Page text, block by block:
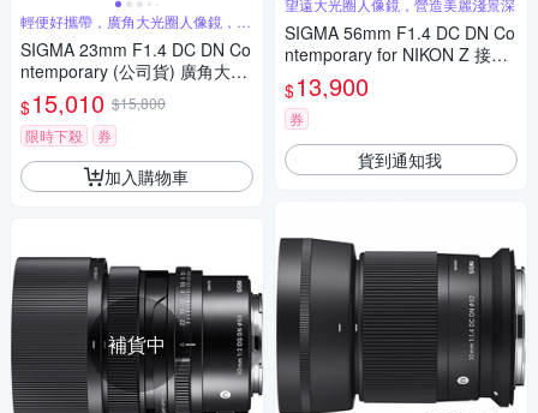
輕便好攜帶，廣角大光圈人像鏡，美
麗淺景深
SIGMA 23mm F1.4 DC DN Co
ntemporary (公司貨) 廣角大光
圈定焦鏡 人像鏡 APS-C 無反微
單眼專用鏡頭
$15,010 $15,800
限時下殺
券
加入購物車
補貨中
望遠大光圈人像鏡，營造美麗淺景深
SIGMA 56mm F1.4 DC DN Co
ntemporary for NIKON Z 接環
(公司貨) 望遠大光圈定焦鏡 人
像鏡 APS-C 無反微單眼專用鏡
頭
$13,900
券
貨到通知我